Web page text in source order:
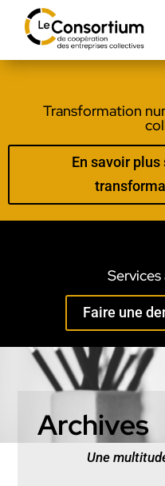
Transformation
En savoir
Faire une
Archives
Une